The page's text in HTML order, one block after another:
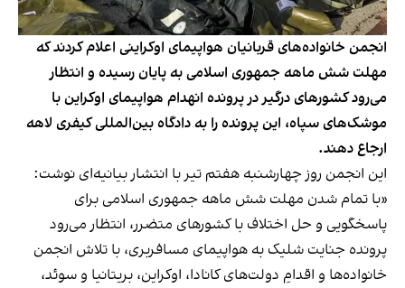
انجمن خانواده‌های قربانیان هواپیمای اوکراینی اعلام کردند که
مهلت شش ماهه جمهوری اسلامی به پایان رسیده و انتظار
می‌رود کشورهای درگیر در پرونده انهدام هواپیمای اوکراین با
موشک‌های سپاه، این پرونده را به دادگاه بین‌المللی کیفری لاهه
ارجاع دهند.
این انجمن روز چهارشنبه هفتم تیر با انتشار بیانیه‌ای نوشت:
«با تمام شدن مهلت شش ماهه جمهوری اسلامی برای
پاسخگویی و حل اختلاف با کشورهای متضرر، انتظار می‌رود
پرونده‌ جنایت شلیک به هواپیمای مسافربری، با تلاش انجمن
خانواده‌ها و اقدامِ دولت‌های کانادا، اوکراین، بریتانیا و سوئد،